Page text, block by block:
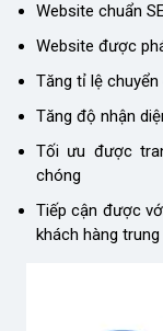
Website chuẩn
Website được
Tăng tỉ lệ
Tăng độ nhận
Tối ưu được
chóng
Tiếp cận được
khách hàng